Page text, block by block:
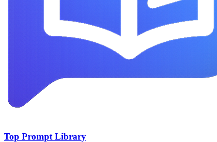
Top Prompt Library